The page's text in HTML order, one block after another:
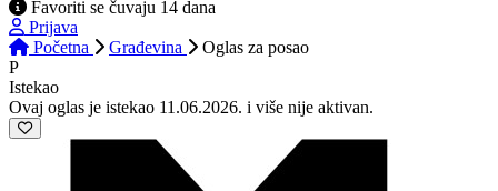
Favoriti se čuvaju 14 dana
Prijava
Početna
Građevina Oglas za posao
P
Istekao
Ovaj oglas je istekao 11.06.2026. i više nije aktivan.